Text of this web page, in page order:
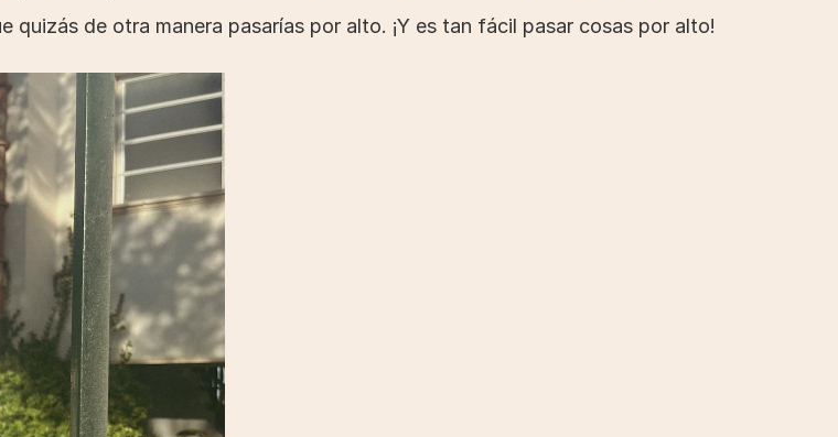
de otra manera pasarías por alto. ¡Y es tan fácil pasar cosas por alto!